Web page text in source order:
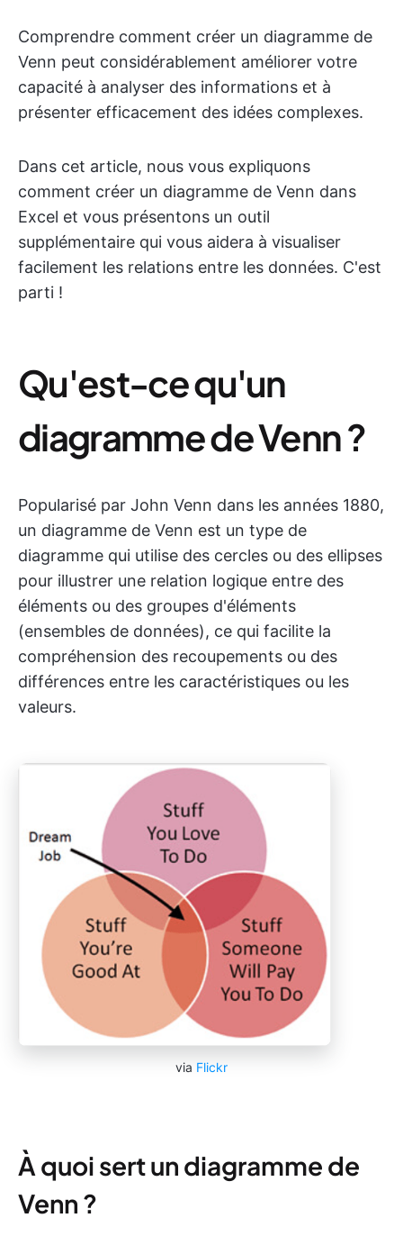
Comprendre comment créer un diagramme de
Venn peut considérablement améliorer votre
capacité à analyser des informations et à
présenter efficacement des idées complexes.
Dans cet article, nous vous expliquons
comment créer un diagramme de Venn dans
Excel et vous présentons un outil
supplémentaire qui vous aidera à visualiser
facilement les relations entre les données. C'est
parti !
Qu'est-ce qu'un
diagramme de Venn ?
Popularisé par John Venn dans les années 1880,
un diagramme de Venn est un type de
diagramme qui utilise des cercles ou des ellipses
pour illustrer une relation logique entre des
éléments ou des groupes d'éléments
(ensembles de données), ce qui facilite la
compréhension des recoupements ou des
différences entre les caractéristiques ou les
valeurs.
via Flickr
À quoi sert un diagramme de
Venn ?